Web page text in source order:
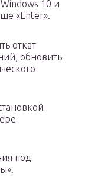
10 и
«Enter».
откат
обновить
под